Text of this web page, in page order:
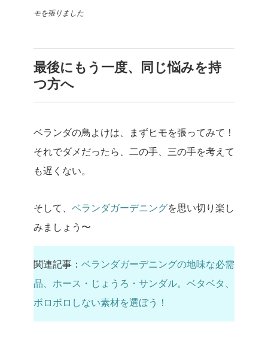
モを張りました
最後にもう一度、同じ悩みを持
つ方へ
ベランダの鳥よけは、まずヒモを張ってみて！
それでダメだったら、二の手、三の手を考えて
も遅くない。
そして、 ベランダガーデニングを思い切り楽し
みましょう〜
関連記事： ベランダガーデニングの地味な必需
品、ホース・じょうろ・サンダル。ベタベタ、
ボロボロしない素材を選ぼう！